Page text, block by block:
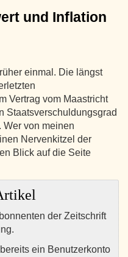
und Inflation
einmal. Die längst
Vertrag vom Maastricht
Staatsverschuldungsgrad
Wer von meinen
Nervenkitzel der
Blick auf die Seite
der Zeitschrift
ein Benutzerkonto